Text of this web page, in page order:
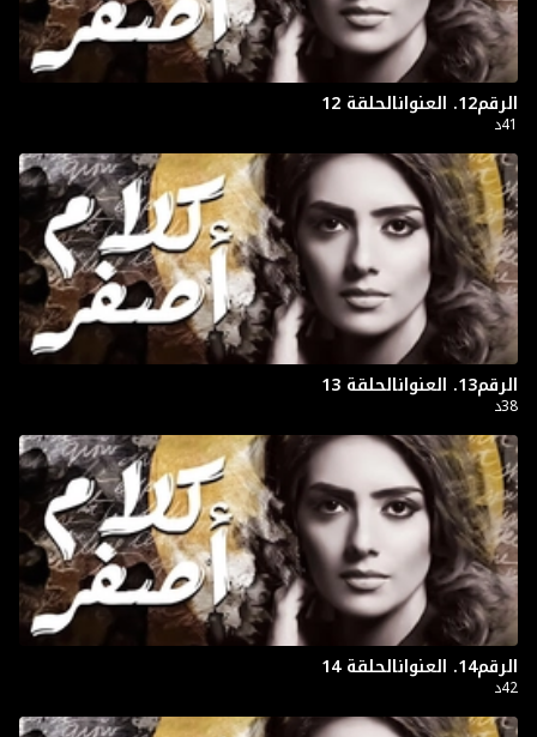
الرقم12. العنوانالحلقة 12
41د
الرقم13. العنوانالحلقة 13
38د
الرقم14. العنوانالحلقة 14
42د